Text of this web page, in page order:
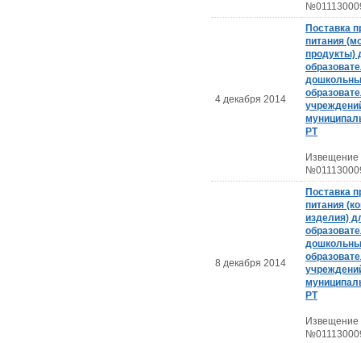
4 декабря 2014
Поставка
питания
продукты)
РТ
Извещение
8 декабря 2014
Поставка
питания
изделия)
РТ
Извещение